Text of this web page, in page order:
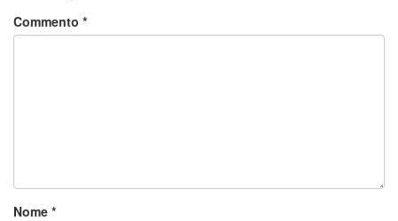
Commento *
Nome *